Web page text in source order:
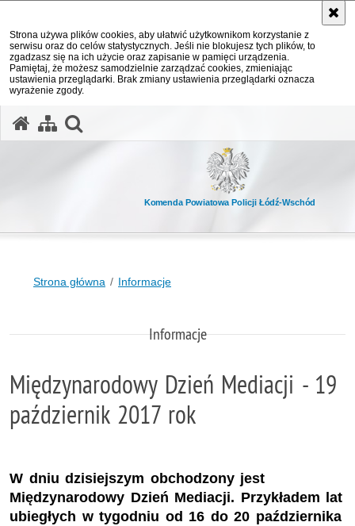
Strona używa plików cookies, aby ułatwić użytkownikom korzystanie z
serwisu oraz do celów statystycznych. Jeśli nie blokujesz tych plików, to
zgadzasz się na ich użycie oraz zapisanie w pamięci urządzenia.
Pamiętaj, że możesz samodzielnie zarządzać cookies, zmieniając
ustawienia przeglądarki. Brak zmiany ustawienia przeglądarki oznacza
wyrażenie zgody.
Komenda Powiatowa Policji Łódź-Wschód
Strona główna Informacje
Informacje
Międzynarodowy Dzień Mediacji - 19
październik 2017 rok
W dniu dzisiejszym obchodzony jest
Międzynarodowy Dzień Mediacji. Przykładem lat
ubiegłych w tygodniu od 16 do 20 października